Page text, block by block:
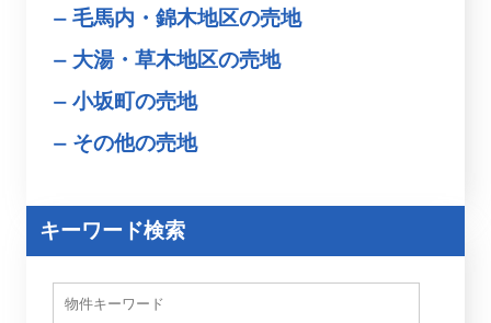
毛馬内・錦木地区の売地
大湯・草木地区の売地
小坂町の売地
その他の売地
キーワード検索
件